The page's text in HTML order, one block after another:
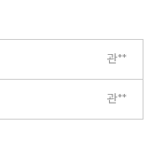
관**
관**